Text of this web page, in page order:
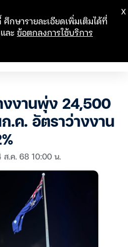
งงานพุ่ง 24,500
.ค. อัตราว่างงาน
ส.ค. 68 10:00 น.
กษารายละเอียดเพิ่มเติมได้ที่
และข้อตกลงการใช้บริการ
X